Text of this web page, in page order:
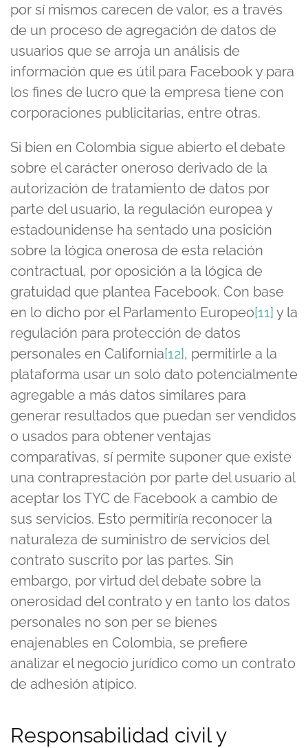
por sí mismos carecen de valor, es a través
de un proceso de agregación de datos de
usuarios que se arroja un análisis de
información que es útil para Facebook y para
los fines de lucro que la empresa tiene con
corporaciones publicitarias, entre otras.
Si bien en Colombia sigue abierto el debate
sobre el carácter oneroso derivado de la
autorización de tratamiento de datos por
parte del usuario, la regulación europea y
estadounidense ha sentado una posición
sobre la lógica onerosa de esta relación
contractual, por oposición a la lógica de
gratuidad que plantea Facebook. Con base
en lo dicho por el Parlamento Europeo[11] y la
regulación para protección de datos
personales en California[12], permitirle a la
plataforma usar un solo dato potencialmente
agregable a más datos similares para
generar resultados que puedan ser vendidos
o usados para obtener ventajas
comparativas, sí permite suponer que existe
una contraprestación por parte del usuario al
aceptar los TYC de Facebook a cambio de
sus servicios. Esto permitiría reconocer la
naturaleza de suministro de servicios del
contrato suscrito por las partes. Sin
embargo, por virtud del debate sobre la
onerosidad del contrato y en tanto los datos
personales no son per se bienes
enajenables en Colombia, se prefiere
analizar el negocio jurídico como un contrato
de adhesión atípico.
Responsabilidad civil y